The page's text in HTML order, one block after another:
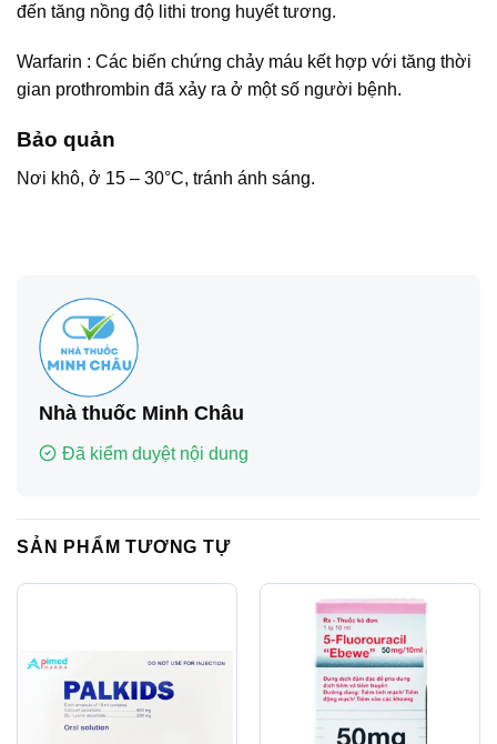
đến tăng nồng độ lithi trong huyết tương.
Warfarin : Các biến chứng chảy máu kết hợp với tăng thời
gian prothrombin đã xảy ra ở một số người bệnh.
Bảo quản
Nơi khô, ở 15 – 30°C, tránh ánh sáng.
Nhà thuốc Minh Châu
Đã kiểm duyệt nội dung
SẢN PHẨM TƯƠNG TỰ